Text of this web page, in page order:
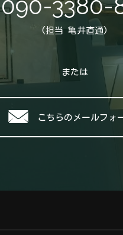
090-3380-
(担当 亀井直通)
または
こちらのメールフォ